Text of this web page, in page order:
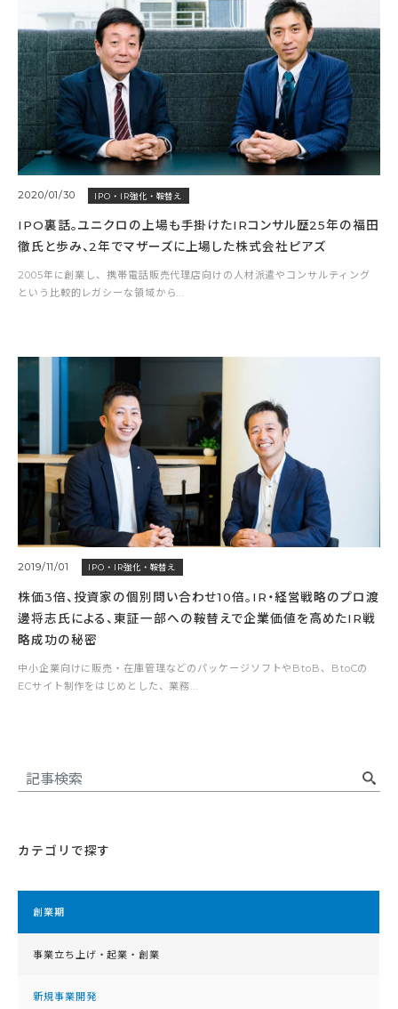
2020/01/30 IPO・IR強化・鞍替え
IPO裏話。ユニクロの上場も手掛けたIRコンサル歴25年の福田
徹氏と歩み、2年でマザーズに上場した株式会社ピアズ
2005年に創業し、携帯電話販売代理店向けの人材派遣やコンサルティング
という比較的レガシーな領域から...
2019/11/01 IPO・IR強化・鞍替え
株価3倍、投資家の個別問い合わせ10倍。IR・経営戦略のプロ渡
邊将志氏による、東証一部への鞍替えで企業価値を高めたIR戦
略成功の秘密
中小企業向けに販売・在庫管理などのパッケージソフトやBtoB、BtoCの
ECサイト制作をはじめとした、業務...
カテゴリで探す
創業期
事業立ち上げ・起業・創業
新規事業開発